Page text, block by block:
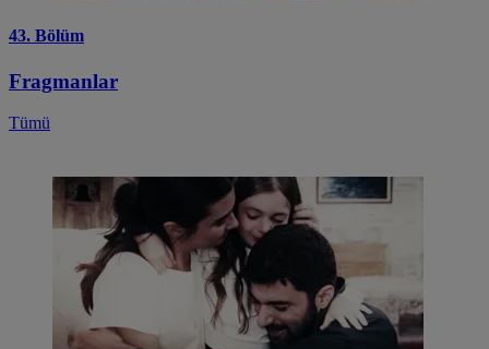
43. Bölüm
Fragmanlar
Tümü